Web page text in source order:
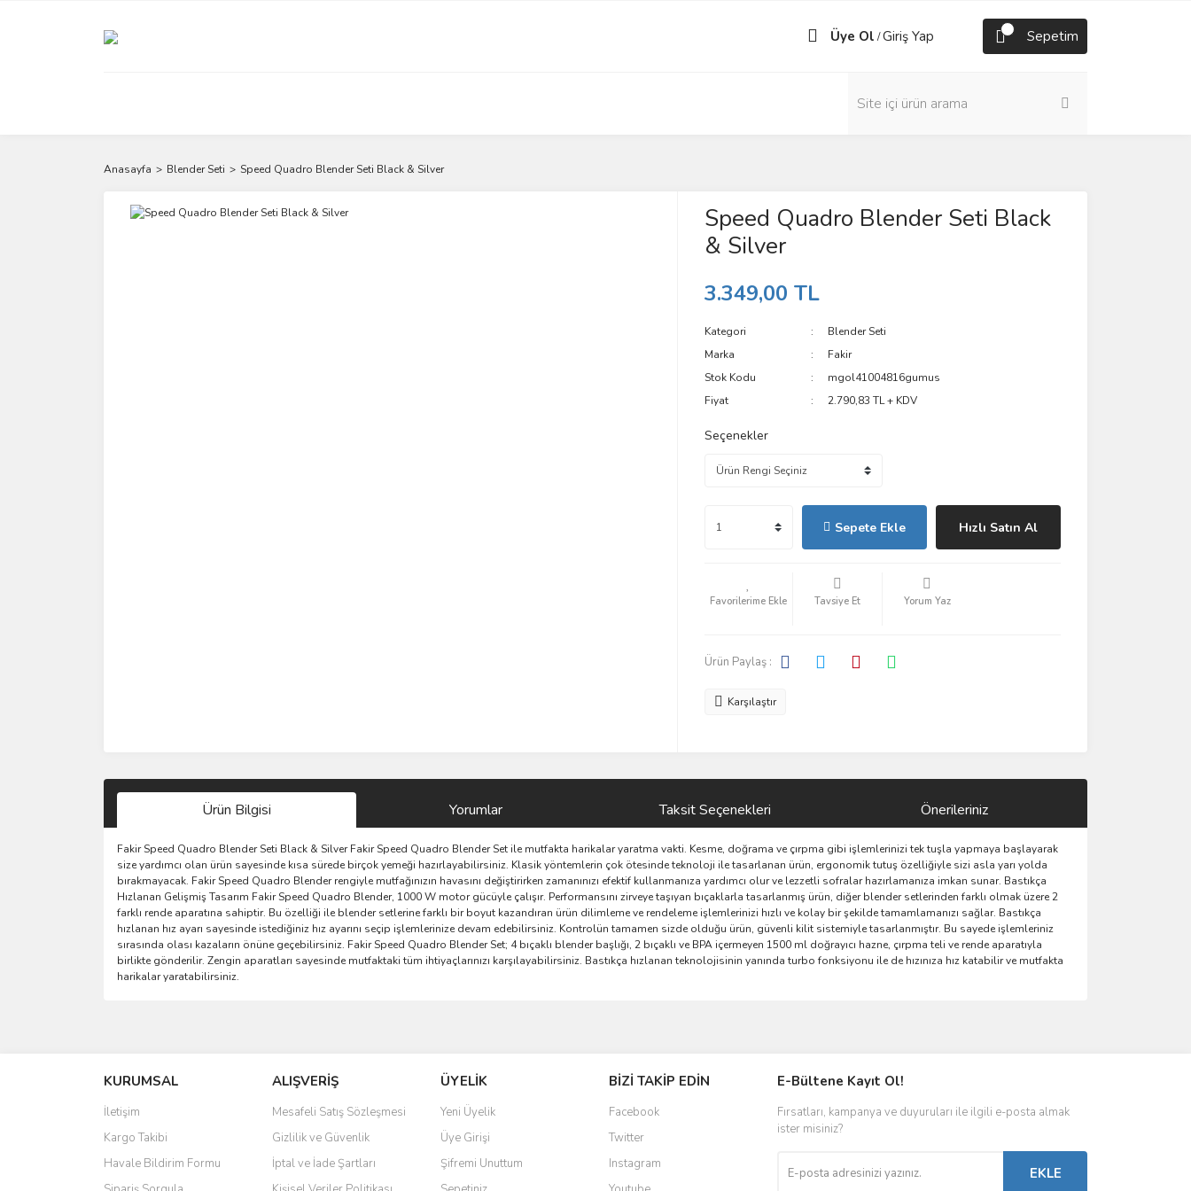
Üye Ol /Giriş Yap Sepetim
Anasayfa Blender Seti Speed Quadro Blender Seti Black & Silver
Speed Quadro Blender Seti Black
& Silver
3.349,00 TL
Kategori
Blender Seti
Marka
Fakir
Stok Kodu
mgol41004816gumus
Fiyat
2.790,83 TL + KDV
Seçenekler
Sepete Ekle Hızlı Satın Al
Tavsiye Et Yorum Yaz
Ürün Paylaş :
Karşılaştır
Ürün Bilgisi Yorumlar Taksit Seçenekleri Önerileriniz
Fakir Speed Quadro Blender Seti Black & Silver Fakir Speed Quadro Blender Set ile mutfakta harikalar yaratma vakti. Kesme, doğrama ve çırpma gibi işlemlerinizi tek tuşla yapmaya başlayarak
size yardımcı olan ürün sayesinde kısa sürede birçok yemeği hazırlayabilirsiniz. Klasik yöntemlerin çok ötesinde teknoloji ile tasarlanan ürün, ergonomik tutuş özelliğiyle sizi asla yarı yolda
bırakmayacak. Fakir Speed Quadro Blender rengiyle mutfağınızın havasını değiştirirken zamanınızı efektif kullanmanıza yardımcı olur ve lezzetli sofralar hazırlamanıza imkan sunar. Bastıkça
Hızlanan Gelişmiş Tasarım Fakir Speed Quadro Blender, 1000 W motor gücüyle çalışır. Performansını zirveye taşıyan bıçaklarla tasarlanmış ürün, diğer blender setlerinden farklı olmak üzere 2
farklı rende aparatına sahiptir. Bu özelliği ile blender setlerine farklı bir boyut kazandıran ürün dilimleme ve rendeleme işlemlerinizi hızlı ve kolay bir şekilde tamamlamanızı sağlar. Bastıkça
hızlanan hız ayarı sayesinde istediğiniz hız ayarını seçip işlemlerinize devam edebilirsiniz. Kontrolün tamamen sizde olduğu ürün, güvenli kilit sistemiyle tasarlanmıştır. Bu sayede işlemleriniz
sırasında olası kazaların önüne geçebilirsiniz. Fakir Speed Quadro Blender Set; 4 bıçaklı blender başlığı, 2 bıçaklı ve BPA içermeyen 1500 ml doğrayıcı hazne, çırpma teli ve rende aparatıyla
birlikte gönderilir. Zengin aparatları sayesinde mutfaktaki tüm ihtiyaçlarınızı karşılayabilirsiniz. Bastıkça hızlanan teknolojisinin yanında turbo fonksiyonu ile de hızınıza hız katabilir ve mutfakta
harikalar yaratabilirsiniz.
Ürün resmi kalitesiz, bozuk veya görüntülenemiyor.
Ürün açıklamasında eksik bilgiler bulunuyor.
Ürün bilgilerinde hatalar bulunuyor.
Ürün fiyatı diğer sitelerden daha pahalı.
Bu ürüne benzer farklı alternatifler olmalı.
KURUMSAL
İletişim
Kargo Takibi
Havale Bildirim Formu
ALIŞVERİŞ
Mesafeli Satış Sözleşmesi
Gizlilik ve Güvenlik
İptal ve İade Şartları
ÜYELİK
Yeni Üyelik
Üye Girişi
Şifremi Unuttum
BİZİ TAKİP EDİN
Facebook
Twitter
Instagram
E-Bültene Kayıt Ol!
Fırsatları, kampanya ve duyuruları ile ilgili e-posta almak
ister misiniz?
EKLE